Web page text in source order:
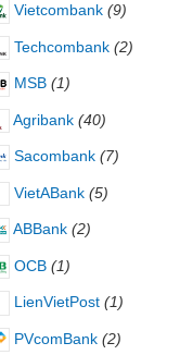
Vietcombank (9)
Techcombank (2)
MSB (1)
Agribank (40)
Sacombank (7)
VietABank (5)
ABBank (2)
OCB (1)
LienVietPost (1)
PVcomBank (2)